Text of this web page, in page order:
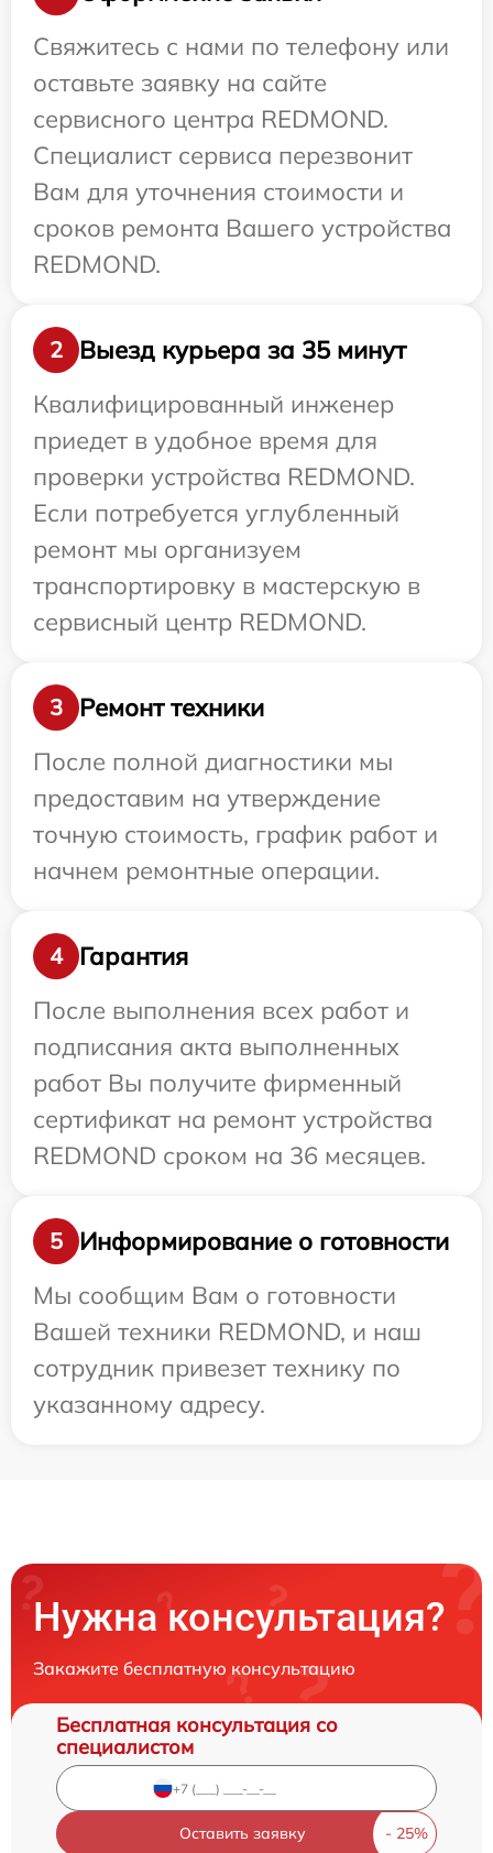
Свяжитесь с нами по телефону или
оставьте заявку на сайте
сервисного центра REDMOND.
Специалист сервиса перезвонит
Вам для уточнения стоимости и
сроков ремонта Вашего устройства
REDMOND.
2
Выезд курьера за 35 минут
Квалифицированный инженер
приедет в удобное время для
проверки устройства REDMOND.
Если потребуется углубленный
ремонт мы организуем
транспортировку в мастерскую в
сервисный центр REDMOND.
3
Ремонт техники
После полной диагностики мы
предоставим на утверждение
точную стоимость, график работ и
начнем ремонтные операции.
4
Гарантия
После выполнения всех работ и
подписания акта выполненных
работ Вы получите фирменный
сертификат на ремонт устройства
REDMOND сроком на 36 месяцев.
5
Информирование о готовности
Мы сообщим Вам о готовности
Вашей техники REDMOND, и наш
сотрудник привезет технику по
указанному адресу.
Нужна консультация?
Закажите бесплатную консультацию
Бесплатная консультация со
специалистом
Оставить заявку